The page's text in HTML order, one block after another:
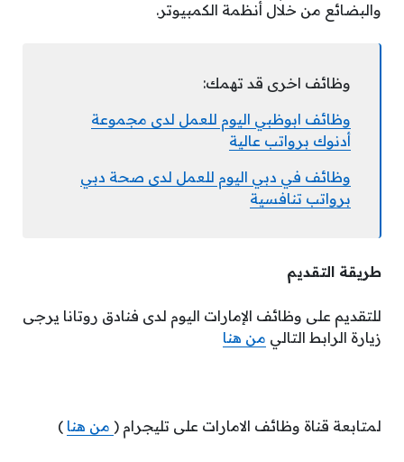
والبضائع من خلال أنظمة الكمبيوتر.
وظائف اخرى قد تهمك:
وظائف ابوظبي اليوم للعمل لدى مجموعة
أدنوك برواتب عالية
وظائف في دبي اليوم للعمل لدى صحة دبي
برواتب تنافسية
طريقة التقديم
للتقديم على وظائف الإمارات اليوم لدى فنادق روتانا يرجى
زيارة الرابط التالي من هنا
لمتابعة قناة وظائف الامارات على تليجرام ( من هنا )